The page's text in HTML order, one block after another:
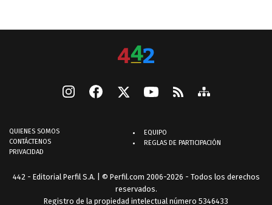
QUIENES SOMOS
CONTÁCTENOS
PRIVACIDAD
EQUIPO
REGLAS DE PARTICIPACIÓN
442 - Editorial Perfil S.A. | © Perfil.com 2006-2026 - Todos los derechos
reservados.
Registro de la propiedad intelectual número 5346433